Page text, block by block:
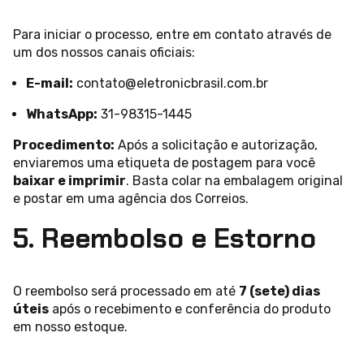
Para iniciar o processo, entre em contato através de
um dos nossos canais oficiais:
E-mail: contato@eletronicbrasil.com.br
WhatsApp: 31-98315-1445
Procedimento: Após a solicitação e autorização,
enviaremos uma etiqueta de postagem para você
baixar e imprimir. Basta colar na embalagem original
e postar em uma agência dos Correios.
5. Reembolso e Estorno
O reembolso será processado em até 7 (sete) dias
úteis após o recebimento e conferência do produto
em nosso estoque.